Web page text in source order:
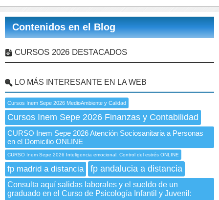
Contenidos en el Blog
CURSOS 2026 DESTACADOS
LO MÁS INTERESANTE EN LA WEB
Cursos Inem Sepe 2026 MedioAmbiente y Calidad
Cursos Inem Sepe 2026 Finanzas y Contabilidad
CURSO Inem Sepe 2026 Atención Sociosanitaria a Personas
en el Domicilio ONLINE
CURSO Inem Sepe 2026 Inteligencia emocional. Control del estrés ONLINE
fp madrid a distancia fp andalucia a distancia
Consulta aquí salidas laborales y el sueldo de un
graduado en el Curso de Psicología Infantil y Juvenil: